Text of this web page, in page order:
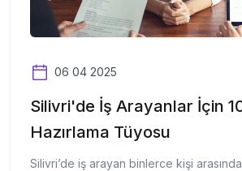
06 04 2025
Silivri'de İş Arayanlar İçin
Hazırlama Tüyosu
Silivri’de iş arayan binlerce kişi